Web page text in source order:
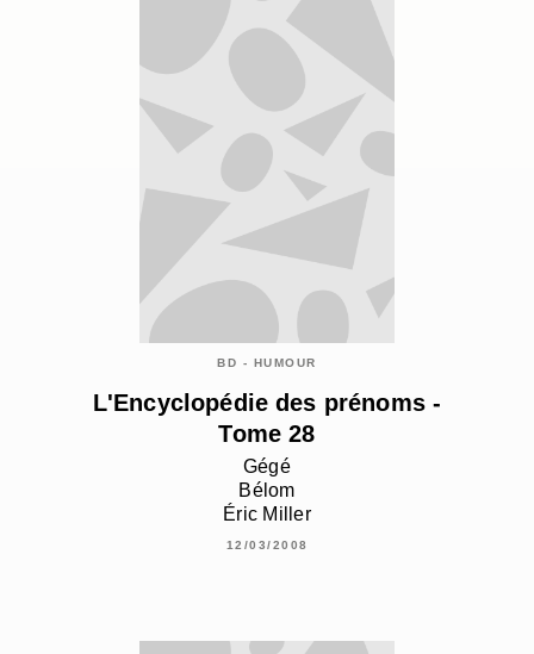
BD - HUMOUR
L'Encyclopédie des prénoms -
Tome 28
Gégé
Bélom
Éric Miller
12/03/2008